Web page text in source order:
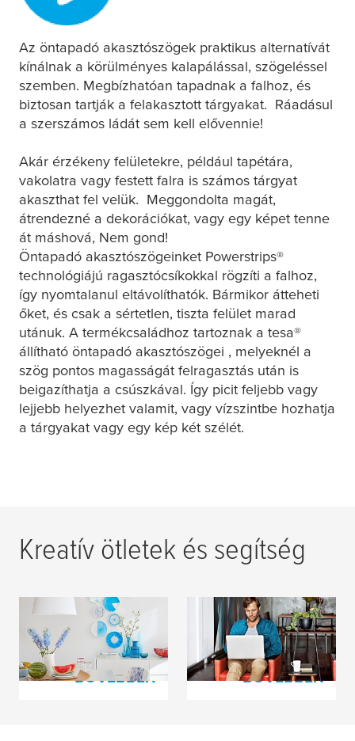
Az öntapadó akasztószögek praktikus alternatívát
kínálnak a körülményes kalapálással, szögeléssel
szemben. Megbízhatóan tapadnak a falhoz, és
biztosan tartják a felakasztott tárgyakat. Ráadásul
a szerszámos ládát sem kell elővennie!
Akár érzékeny felületekre, például tapétára,
vakolatra vagy festett falra is számos tárgyat
akaszthat fel velük. Meggondolta magát,
átrendezné a dekorációkat, vagy egy képet tenne
át máshová, Nem gond!
Öntapadó akasztószögeinket Powerstrips®
technológiájú ragasztócsíkokkal rögzíti a falhoz,
így nyomtalanul eltávolíthatók. Bármikor átteheti
őket, és csak a sértetlen, tiszta felület marad
utánuk. A termékcsaládhoz tartoznak a tesa®
állítható öntapadó akasztószögei , melyeknél a
szög pontos magasságát felragasztás után is
beigazíthatja a csúszkával. Így picit feljebb vagy
lejjebb helyezhet valamit, vagy vízszintbe hozhatja
a tárgyakat vagy egy kép két szélét.
Kreatív ötletek és segítség
Kreatív ötletek
BŐVEBBEN
Segítség &
Támogatás
BŐVEBBEN